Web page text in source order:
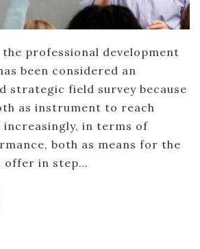
professional development
been considered an
strategic field survey because
as instrument to reach
in terms of
both as means for the
offer in step…